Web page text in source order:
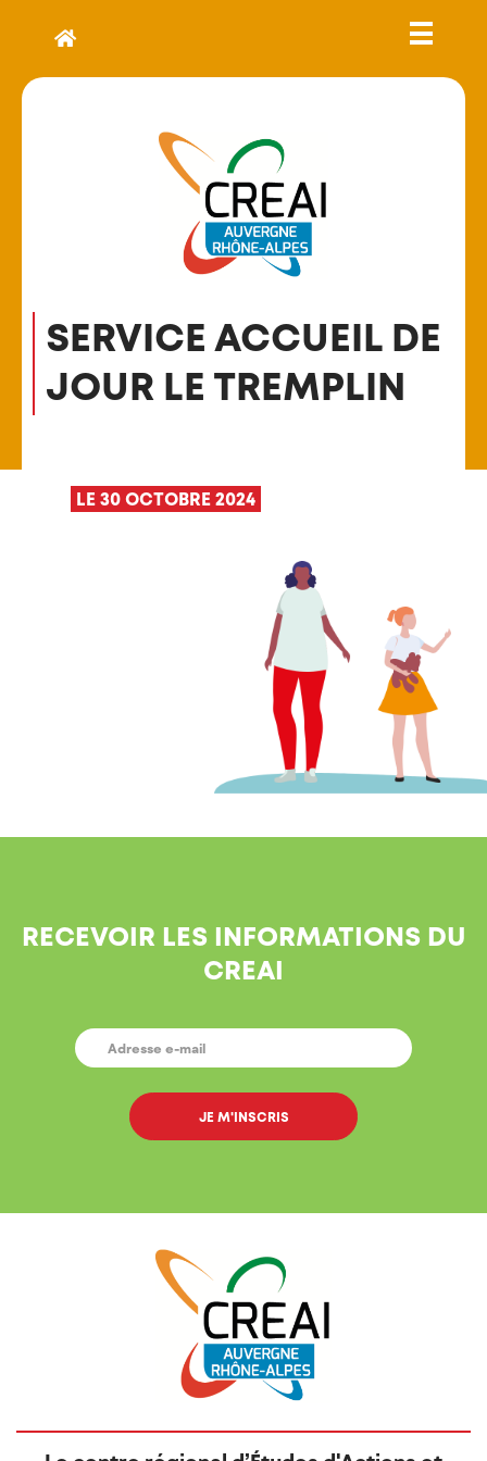
SERVICE ACCUEIL DE
JOUR LE TREMPLIN
LE 30 OCTOBRE 2024
RECEVOIR LES INFORMATIONS DU
CREAI
E-
MAIL *